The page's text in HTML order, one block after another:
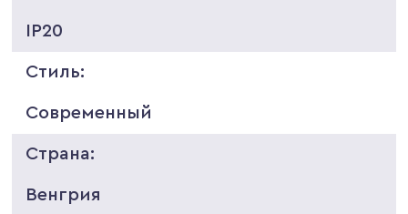
IP20
Стиль:
Современный
Страна:
Венгрия